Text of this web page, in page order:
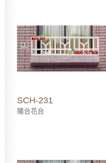
SCH-231
陽台花台